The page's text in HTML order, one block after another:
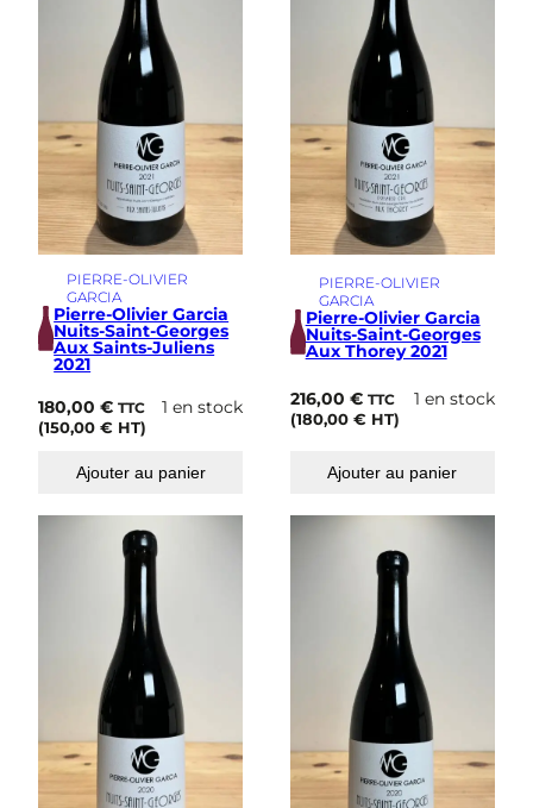
PIERRE-OLIVIER
GARCIA
Pierre-Olivier Garcia
Nuits-Saint-Georges
Aux Saints-Juliens
2021
180,00€ TTC
(150,00€ HT)
1 en stock
Ajouter au panier
PIERRE-OLIVIER
GARCIA
Pierre-Olivier Garcia
Nuits-Saint-Georges
Aux Thorey 2021
216,00 € TTC
(180,00 €HT)
1 en stock
Ajouter au panier